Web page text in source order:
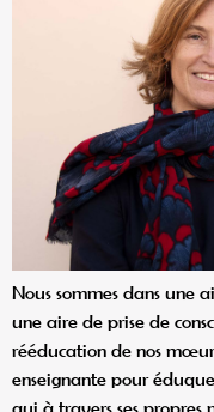
Nous sommes dans une
une aire de prise de
rééducation de nos
enseignante pour
qui à travers ses propres